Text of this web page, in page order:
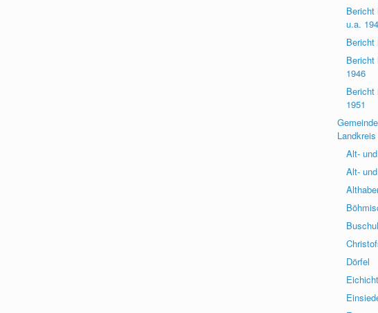
Bericht
u.a.
Bericht
Bericht
1946
Bericht
1951
Alt-
Alt-
Dörfel
Eichicht